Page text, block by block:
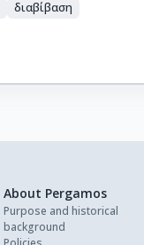
διαβίβαση
About Pergamos
Purpose and historical
background